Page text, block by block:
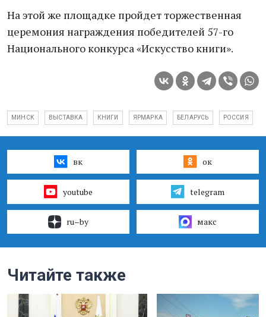
На этой же площадке пройдет торжественная
церемония награждения победителей 57-го
Национального конкурса «Искусство книги».
МИНСК ВЫСТАВКА КНИГИ ЯРМАРКА БЕЛАРУСЬ РОССИЯ
вк ок
youtube telegram
ru–by макс
Читайте также